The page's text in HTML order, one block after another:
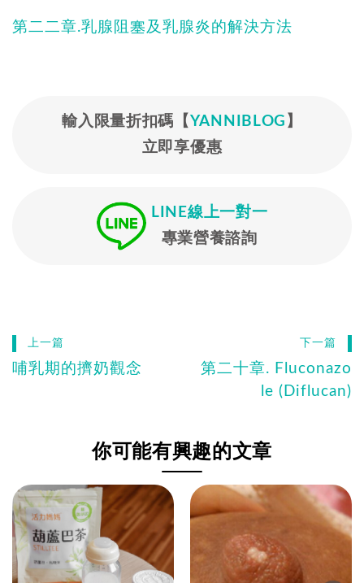
第二二章.乳腺阻塞及乳腺炎的解決方法
輸入限量折扣碼【YANNIBLOG 】
立即享優惠
LINE線上一對一
專業營養諮詢
上一篇
哺乳期的擠奶觀念
下一篇
第二十章. Fluconazo
le (Diflucan)
你可能有興趣的文章